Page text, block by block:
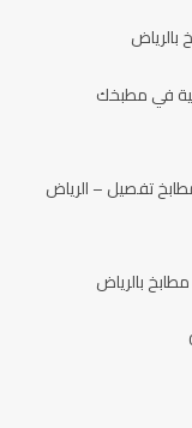
في مطبخك
تفصيل – الرياض
بالرياض